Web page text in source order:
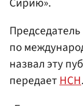
по
назвал эту
передаетНСН.